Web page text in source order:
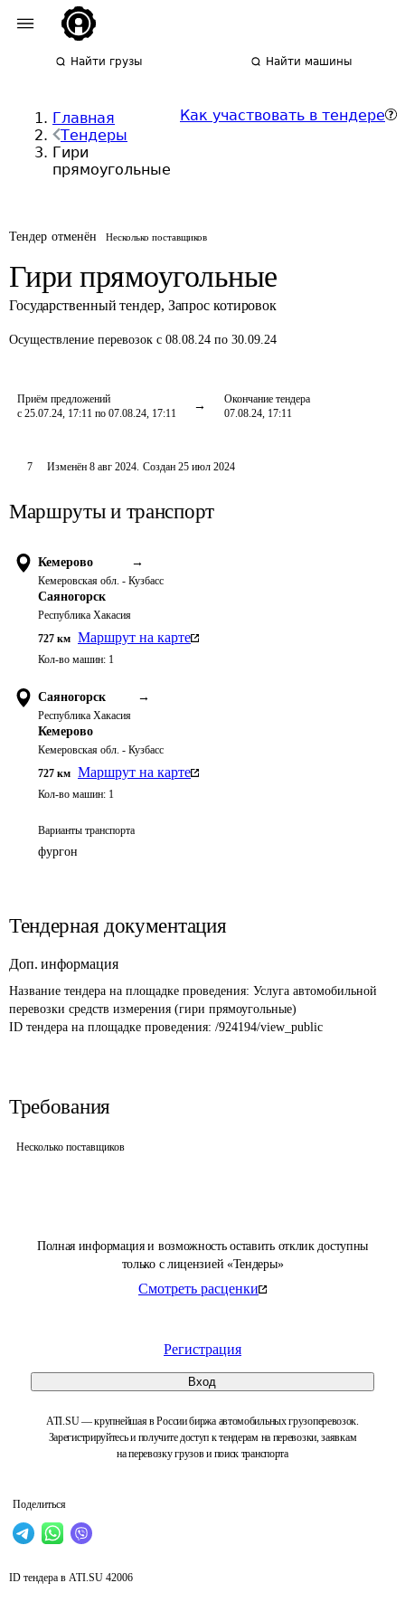
Найти грузы Найти машины
Главная
Тендеры
Гири
прямоугольные
Как участвовать в тендере
Тендер отменён Несколько поставщиков
Гири прямоугольные
Государственный тендер, Запрос котировок
Осуществление перевозок с 08.08.24 по 30.09.24
Приём предложений
с 25.07.24, 17:11 по 07.08.24, 17:11
Окончание тендера
07.08.24, 17:11
Полная информация и возможность оставить отклик доступны
только с лицензией «Тендеры»
Смотреть расценки
Регистрация
Вход
ATI.SU — крупнейшая в России биржа автомобильных грузоперевозок.
Зарегистрируйтесь и получите доступ к тендерам на перевозки, заявкам
на перевозку грузов и поиск транспорта
Поделиться
7 Изменён 8 авг 2024. Создан 25 июл 2024
Маршруты и транспорт
Кемерово →
Кемеровская обл. - Кузбасс
Саяногорск
Республика Хакасия
727 км Маршрут на карте
Кол-во машин: 1
Саяногорск →
Республика Хакасия
Кемерово
Кемеровская обл. - Кузбасс
727 км Маршрут на карте
Кол-во машин: 1
Варианты транспорта
фургон
Тендерная документация
Доп. информация
Название тендера на площадке проведения: Услуга автомобильной
перевозки средств измерения (гири прямоугольные)
ID тендера на площадке проведения: /924194/view_public
Требования
Несколько поставщиков
ID тендера в ATI.SU 42006